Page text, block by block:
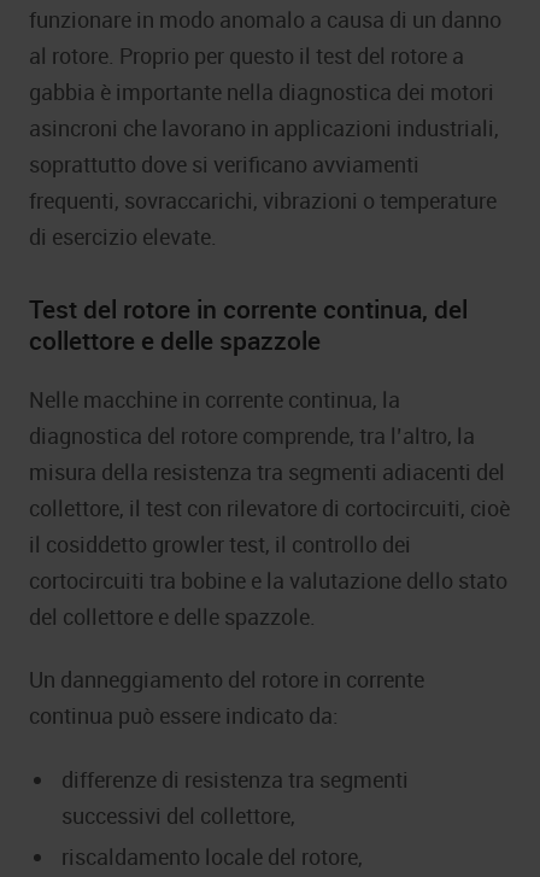
funzionare in modo anomalo a causa di un danno
al rotore. Proprio per questo il test del rotore a
gabbia è importante nella diagnostica dei motori
asincroni che lavorano in applicazioni industriali,
soprattutto dove si verificano avviamenti
frequenti, sovraccarichi, vibrazioni o temperature
di esercizio elevate.
Test del rotore in corrente continua, del
collettore e delle spazzole
Nelle macchine in corrente continua, la
diagnostica del rotore comprende, tra l’altro, la
misura della resistenza tra segmenti adiacenti del
collettore, il test con rilevatore di cortocircuiti, cioè
il cosiddetto growler test, il controllo dei
cortocircuiti tra bobine e la valutazione dello stato
del collettore e delle spazzole.
Un danneggiamento del rotore in corrente
continua può essere indicato da:
differenze di resistenza tra segmenti
successivi del collettore,
riscaldamento locale del rotore,